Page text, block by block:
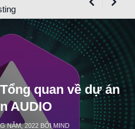
quan về dự án
AUDIO
NĂM, 2022 BỞI MIND